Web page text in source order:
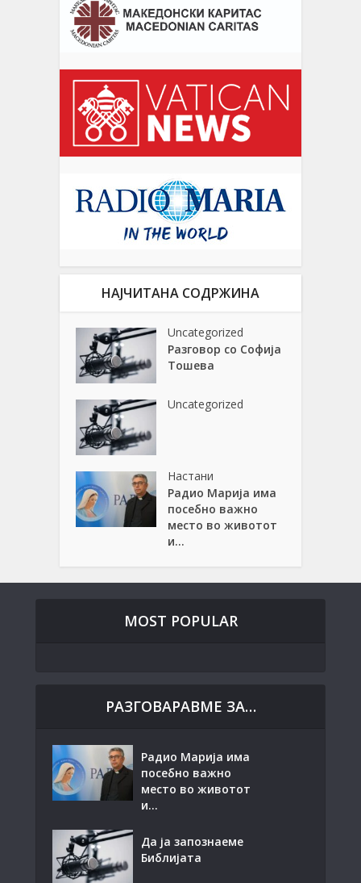
НАЈЧИТАНА СОДРЖИНА
Uncategorized
Разговор со Софија
Тошева
Uncategorized
Настани
Радио Марија има
посебно важно
место во животот
и...
MOST POPULAR
РАЗГОВАРАВМЕ ЗА…
Радио Марија има
посебно важно
место во животот
и...
Да ја запознаеме
Библијата